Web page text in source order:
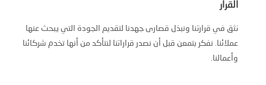
القرار
نثق في قرارتنا ونبذل قصارى جهدنا لتقديم الجودة التي يبحث عنها
عملائنا. نفكر بتمعن قبل أن نصدر قراراتنا لنتأكد من أنها تخدم شركائنا
وأعمالنا.